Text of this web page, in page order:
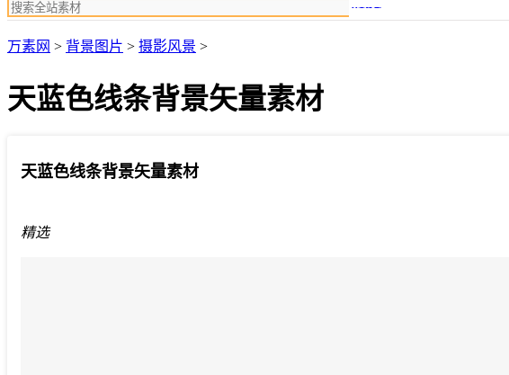
万素网 > 背景图片 > 摄影风景 >
天蓝色线条背景矢量素材
天蓝色线条背景矢量素材
精选